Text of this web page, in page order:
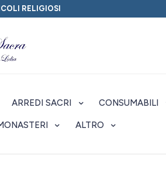
RELIGIOSI
ARREDI SACRI CONSUMABILI
ALTRO